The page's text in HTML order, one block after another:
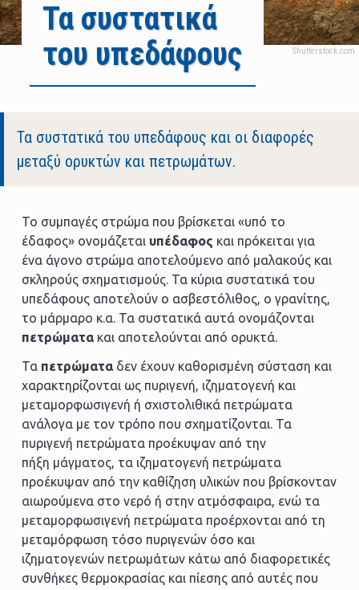
Τα συστατικά
του υπεδάφους
Τα συστατικά του υπεδάφους και οι διαφορές
μεταξύ ορυκτών και πετρωμάτων.
Το συμπαγές στρώμα που βρίσκεται «υπό το
έδαφος» ονομάζεται υπέδαφος και πρόκειται για
ένα άγονο στρώμα αποτελούμενο από μαλακούς και
σκληρούς σχηματισμούς. Τα κύρια συστατικά του
υπεδάφους αποτελούν ο ασβεστόλιθος, ο γρανίτης,
το μάρμαρο κ.α. Τα συστατικά αυτά ονομάζονται
πετρώματα και αποτελούνται από ορυκτά.
Τα πετρώματαδεν έχουν καθορισμένη σύσταση και
χαρακτηρίζονται ως πυριγενή, ιζηματογενή και
μεταμορφωσιγενή ή σχιστολιθικά πετρώματα
ανάλογα με τον τρόπο που σχηματίζονται. Τα
πυριγενή πετρώματα προέκυψαν από την
πήξη μάγματος, τα ιζηματογενή πετρώματα
προέκυψαν από την καθίζηση υλικών που βρίσκονταν
αιωρούμενα στο νερό ή στην ατμόσφαιρα, ενώ τα
μεταμορφωσιγενή πετρώματα προέρχονται από τη
μεταμόρφωση τόσο πυριγενών όσο και
ιζηματογενών πετρωμάτων κάτω από διαφορετικές
συνθήκες θερμοκρασίας και πίεσης από αυτές που